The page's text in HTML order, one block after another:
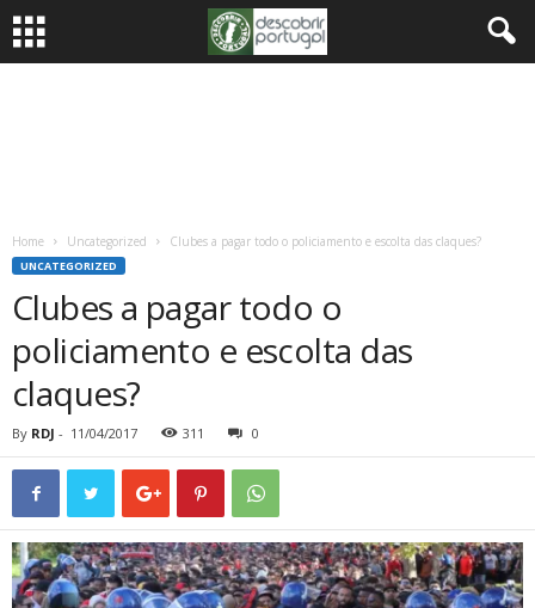
Home Uncategorized Clubes a pagar todo o policiamento e escolta das claques?
UNCATEGORIZED
Clubes a pagar todo o
policiamento e escolta das
claques?
By RDJ - 11/04/2017 311 0